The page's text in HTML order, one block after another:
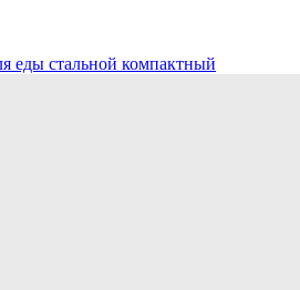
еды стальной компактный